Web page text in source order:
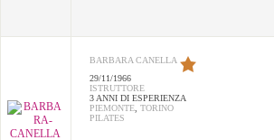
BARBARA CANELLA
29/11/1966
ISTRUTTORE
3 ANNI DI ESPERIENZA
PIEMONTE, TORINO
PILATES